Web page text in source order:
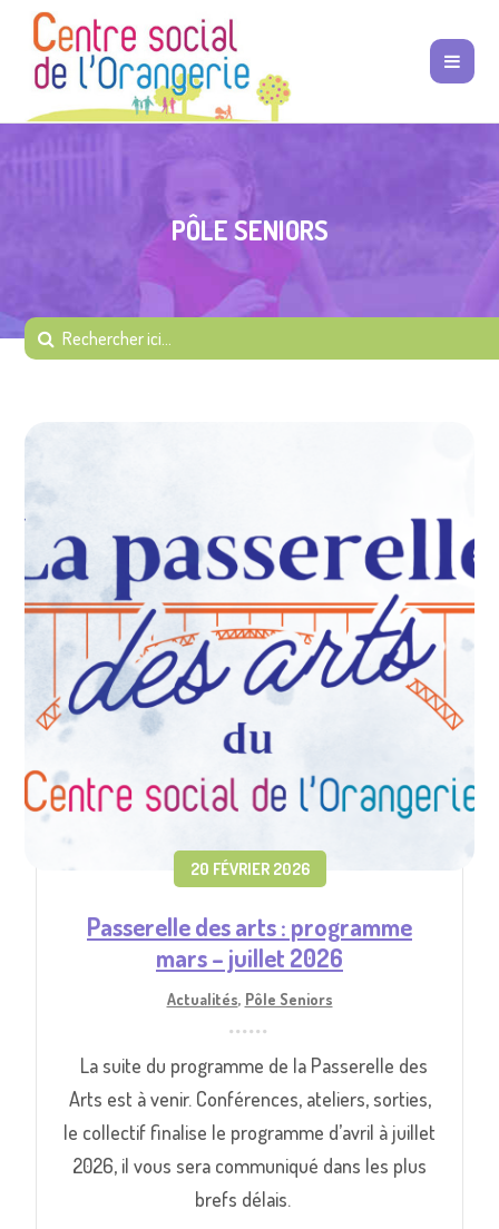
PÔLE SENIORS
20 FÉVRIER 2026
Passerelle des arts : programme
mars – juillet 2026
Actualités, Pôle Seniors
La suite du programme de la Passerelle des
Arts est à venir. Conférences, ateliers, sorties,
le collectif finalise le programme d’avril à juillet
2026, il vous sera communiqué dans les plus
brefs délais.